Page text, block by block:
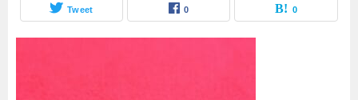
Tweet 0 0